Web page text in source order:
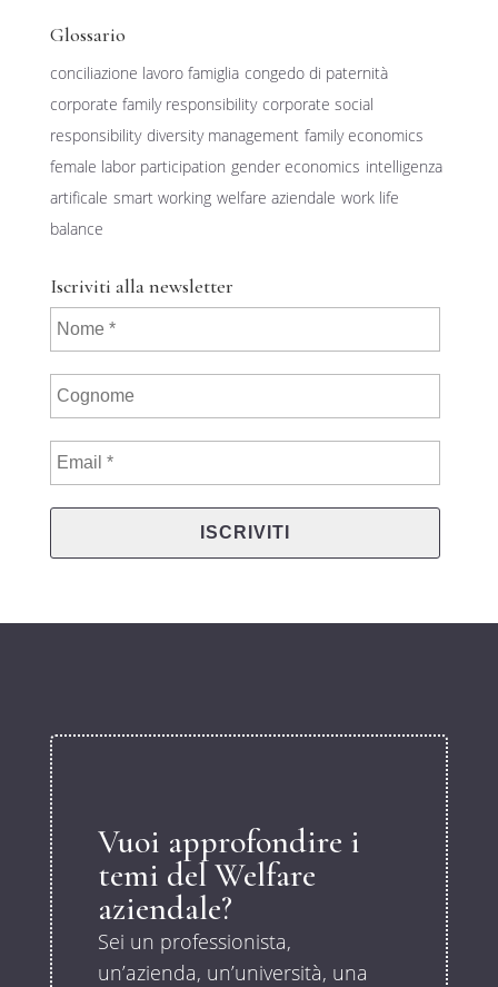
Glossario
conciliazione lavoro famiglia congedo di paternità
corporate family responsibility corporate social
responsibility diversity management family economics
female labor participation gender economics intelligenza
artificale smart working welfare aziendale work life
balance
Iscriviti alla newsletter
Vuoi approfondire i
temi del Welfare
aziendale?
Sei un professionista,
un’azienda, un’università, una